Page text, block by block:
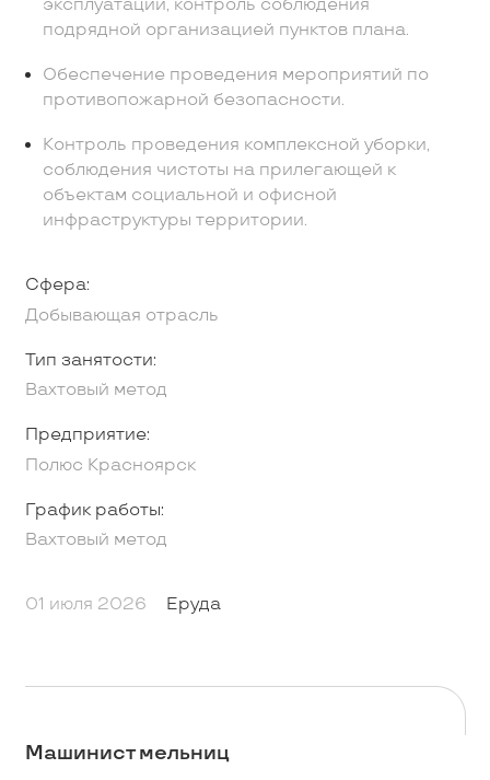
эксплуатации, контроль соблюдения
подрядной организацией пунктов плана.
Обеспечение проведения мероприятий по
противопожарной безопасности.
Контроль проведения комплексной уборки,
соблюдения чистоты на прилегающей к
объектам социальной и офисной
инфраструктуры территории.
Сфера:
Добывающая отрасль
Тип занятости:
Вахтовый метод
Предприятие:
Полюс Красноярск
График работы:
Вахтовый метод
01 июля 2026 Еруда
Машинист мельниц